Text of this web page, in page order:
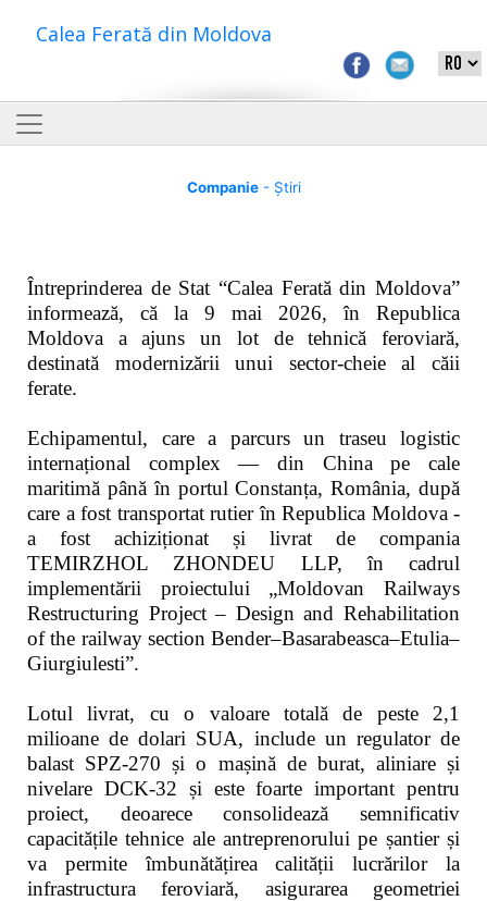
Calea Ferată din Moldova
Companie- Știri
Întreprinderea de Stat “Calea Ferată din Moldova”
informează, că la 9 mai 2026, în Republica
Moldova a ajuns un lot de tehnică feroviară,
destinată modernizării unui sector-cheie al căii
ferate.
Echipamentul, care a parcurs un traseu logistic
internațional complex — din China pe cale
maritimă până în portul Constanța, România, după
care a fost transportat rutier în Republica Moldova -
a fost achiziționat și livrat de compania
TEMIRZHOL ZHONDEU LLP, în cadrul
implementării proiectului „Moldovan Railways
Restructuring Project – Design and Rehabilitation
of the railway section Bender–Basarabeasca–Etulia–
Giurgiulesti”.
Lotul livrat, cu o valoare totală de peste 2,1
milioane de dolari SUA, include un regulator de
balast SPZ-270 și o mașină de burat, aliniare și
nivelare DCK-32 și este foarte important pentru
proiect, deoarece consolidează semnificativ
capacitățile tehnice ale antreprenorului pe șantier și
va permite îmbunătățirea calității lucrărilor la
infrastructura feroviară, asigurarea geometriei